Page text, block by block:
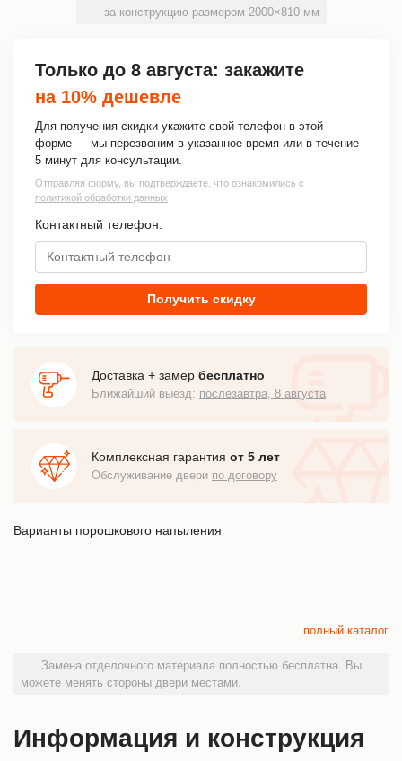
за конструкцию размером 2000×810 мм
Только до 8 августа: закажите
на 10% дешевле
Для получения скидки укажите свой телефон в этой
форме — мы перезвоним в указанное время или в течение
5 минут для консультации.
Отправляя форму, вы подтверждаете, что ознакомились с
политикой обработки данных
Контактный телефон:
Получить скидку
Доставка + замер бесплатно
Ближайший выезд: послезавтра, 8 августа
Комплексная гарантия от 5 лет
Обслуживание двери по договору
Варианты порошкового напыления
полный каталог
Замена отделочного материала полностью бесплатна. Вы
можете менять стороны двери местами.
Информация и конструкция